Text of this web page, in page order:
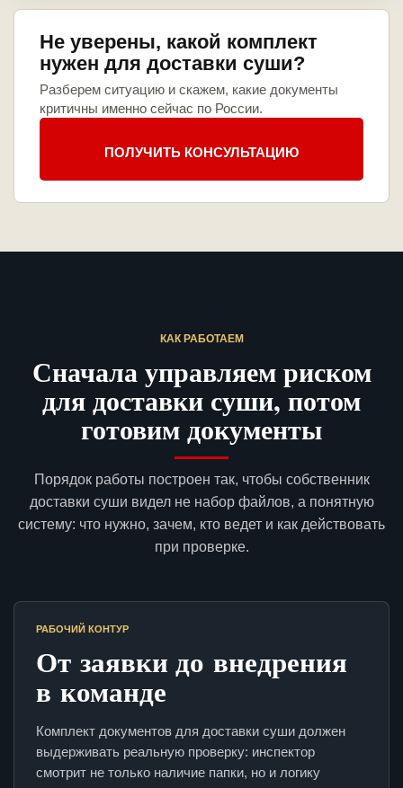
Не уверены, какой комплект
нужен для доставки суши?
Разберем ситуацию и скажем, какие документы
критичны именно сейчас по России.
ПОЛУЧИТЬ КОНСУЛЬТАЦИЮ
КАК РАБОТАЕМ
Сначала управляем риском
для доставки суши, потом
готовим документы
Порядок работы построен так, чтобы собственник
доставки суши видел не набор файлов, а понятную
систему: что нужно, зачем, кто ведет и как действовать
при проверке.
РАБОЧИЙ КОНТУР
От заявки до внедрения
в команде
Комплект документов для доставки суши должен
выдерживать реальную проверку: инспектор
смотрит не только наличие папки, но и логику